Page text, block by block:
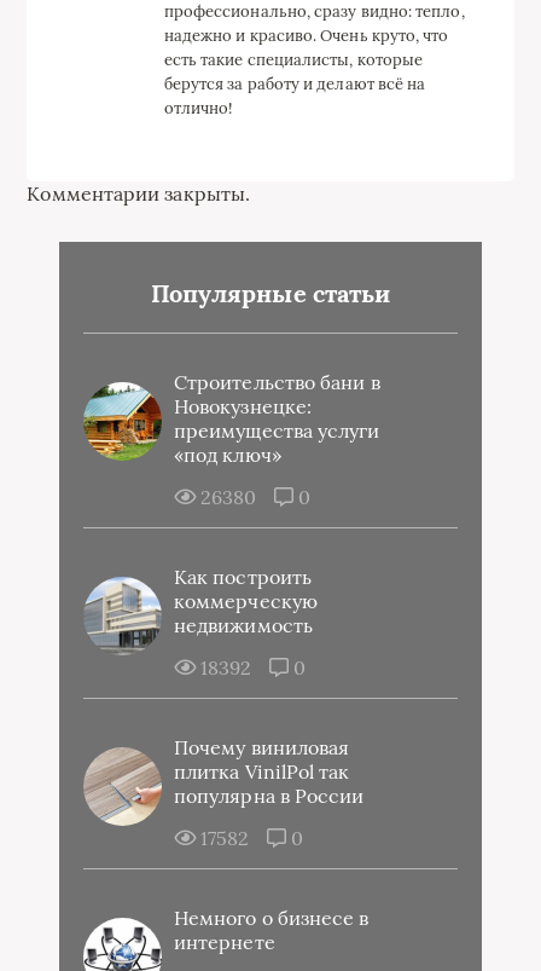
профессионально, сразу видно: тепло,
надежно и красиво. Очень круто, что
есть такие специалисты, которые
берутся за работу и делают всё на
отлично!
Комментарии закрыты.
Популярные статьи
Строительство бани в
Новокузнецке:
преимущества услуги
«под ключ»
26380
0
Как построить
коммерческую
недвижимость
18392
0
Почему виниловая
плитка VinilPol так
популярна в России
17582
0
Немного о бизнесе в
интернете